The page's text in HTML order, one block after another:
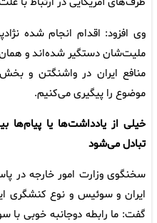
وی افزود: اقدام انجام شده
ملیت‌شان دستگیر شده‌اند و
منافع ایران در واشنگتن و
موضوع را پیگیری می‌کنیم.
خیلی از یادداشت‌ها یا پیام‌ها
تبادل می‌شود
سخنگوی وزارت امور خارجه در
ایران و سوئیس و نوع کنشگری
گفت: ما رابطه دوجانبه خوبی